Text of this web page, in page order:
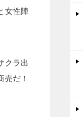
女性陣
クラ出
だ！